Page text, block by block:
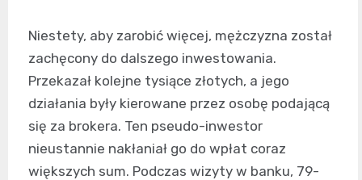
Niestety, aby zarobić więcej, mężczyzna został
zachęcony do dalszego inwestowania.
Przekazał kolejne tysiące złotych, a jego
działania były kierowane przez osobę podającą
się za brokera. Ten pseudo-inwestor
nieustannie nakłaniał go do wpłat coraz
większych sum. Podczas wizyty w banku, 79-